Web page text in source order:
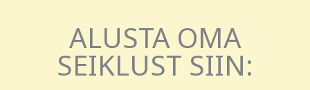
ALUSTA OMA
SEIKLUST SIIN: